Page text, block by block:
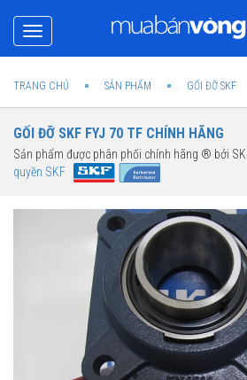
Toggle
navigation
TRANG CHỦ SẢN PHẨM GỐI ĐỠ SKF
GỐI ĐỠ SKF FYJ 70 TF CHÍNH HÃNG
Sản phẩm được phân phối chính hãng ® bởi
quyền SKF